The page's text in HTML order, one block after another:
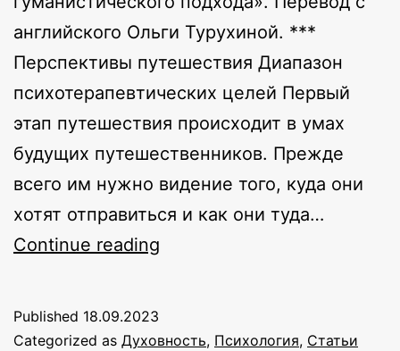
английского Ольги Турухиной. ***
Перспективы путешествия Диапазон
психотерапевтических целей Первый
этап путешествия происходит в умах
будущих путешественников. Прежде
всего им нужно видение того, куда они
хотят отправиться и как они туда…
Continue reading
Published 18.09.2023
Categorized as Духовность, Психология, Статьи